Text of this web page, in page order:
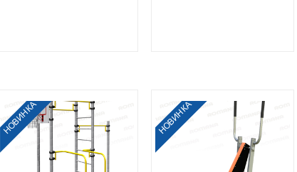
НОВИНКА НОВИНКА